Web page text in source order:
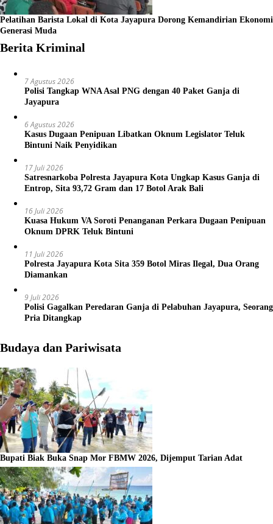
Pelatihan Barista Lokal di Kota Jayapura Dorong Kemandirian Ekonomi
Generasi Muda
Berita Kriminal
7 Agustus 2026
Polisi Tangkap WNA Asal PNG dengan 40 Paket Ganja di
Jayapura
6 Agustus 2026
Kasus Dugaan Penipuan Libatkan Oknum Legislator Teluk
Bintuni Naik Penyidikan
17 Juli 2026
Satresnarkoba Polresta Jayapura Kota Ungkap Kasus Ganja di
Entrop, Sita 93,72 Gram dan 17 Botol Arak Bali
16 Juli 2026
Kuasa Hukum VA Soroti Penanganan Perkara Dugaan Penipuan
Oknum DPRK Teluk Bintuni
11 Juli 2026
Polresta Jayapura Kota Sita 359 Botol Miras Ilegal, Dua Orang
Diamankan
9 Juli 2026
Polisi Gagalkan Peredaran Ganja di Pelabuhan Jayapura, Seorang
Pria Ditangkap
Budaya dan Pariwisata
Bupati Biak Buka Snap Mor FBMW 2026, Dijemput Tarian Adat